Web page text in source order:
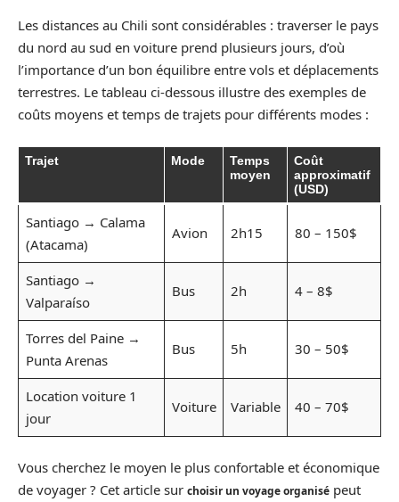
Les distances au Chili sont considérables : traverser le pays
du nord au sud en voiture prend plusieurs jours, d’où
l’importance d’un bon équilibre entre vols et déplacements
terrestres. Le tableau ci-dessous illustre des exemples de
coûts moyens et temps de trajets pour différents modes :
Trajet Mode
Temps
moyen
Coût
approximatif
(USD)
Santiago → Calama
(Atacama)
Avion 2h15 80 – 150$
Santiago →
Valparaíso
Bus 2h 4 – 8$
Torres del Paine →
Punta Arenas
Bus 5h 30 – 50$
Location voiture 1
jour
Voiture Variable 40 – 70$
Vous cherchez le moyen le plus confortable et économique
de voyager ? Cet article sur choisir un voyage organisé peut